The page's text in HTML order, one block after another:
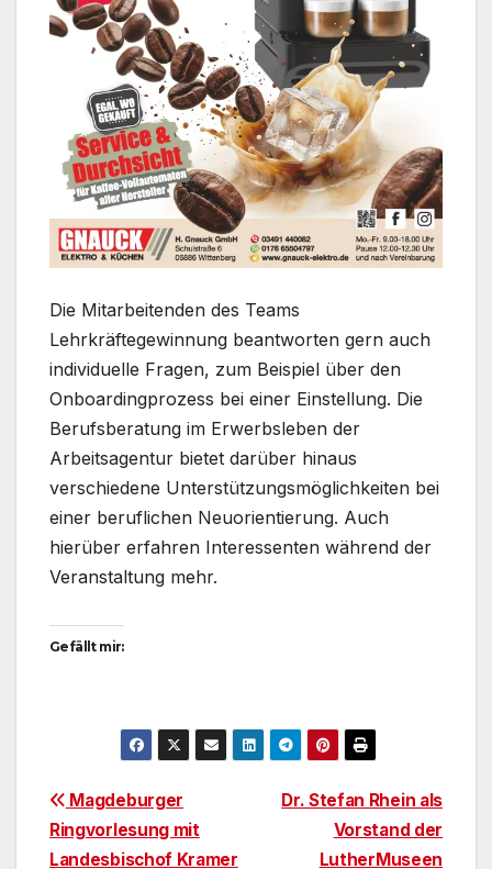
Die Mitarbeitenden des Teams
Lehrkräftegewinnung beantworten gern auch
individuelle Fragen, zum Beispiel über den
Onboardingprozess bei einer Einstellung. Die
Berufsberatung im Erwerbsleben der
Arbeitsagentur bietet darüber hinaus
verschiedene Unterstützungsmöglichkeiten bei
einer beruflichen Neuorientierung. Auch
hierüber erfahren Interessenten während der
Veranstaltung mehr.
Gefällt mir:
BeitragsnavigationDr. Stefan Rhein als
Vorstand der
LutherMuseen
Magdeburger
Ringvorlesung mit
Landesbischof Kramer